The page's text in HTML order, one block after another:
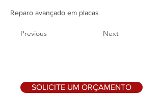
Reparo avançado em placas
Previous Next
SOLICITE UM ORÇAMENTO